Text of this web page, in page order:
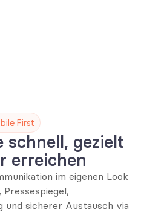
First
schnell, gezielt
erreichen
im eigenen Look
sicherer Austausch via